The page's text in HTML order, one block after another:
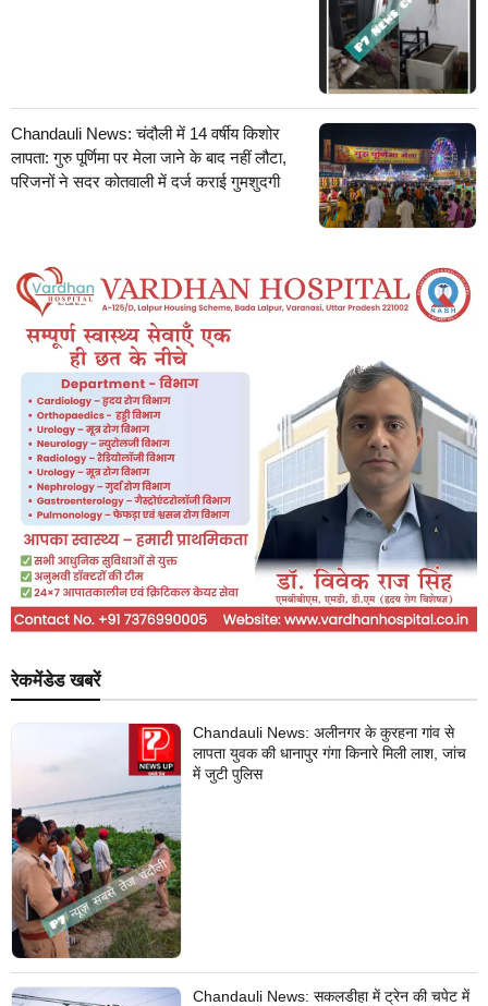
Chandauli News: चंदौली में 14 वर्षीय किशोर
लापता: गुरु पूर्णिमा पर मेला जाने के बाद नहीं लौटा,
परिजनों ने सदर कोतवाली में दर्ज कराई गुमशुदगी
रेकमेंडेड खबरें
Chandauli News: अलीनगर के कुरहना गांव से
लापता युवक की धानापुर गंगा किनारे मिली लाश, जांच
में जुटी पुलिस
Chandauli News: सकलडीहा में ट्रेन की चपेट में